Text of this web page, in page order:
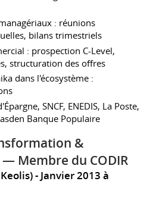
: réunions
bilans trimestriels
: prospection C-Level,
structuration des offres
dans l'écosystème :
SNCF, ENEDIS, La Poste,
Banque Populaire
&
Membre du CODIR
Janvier 2013 à